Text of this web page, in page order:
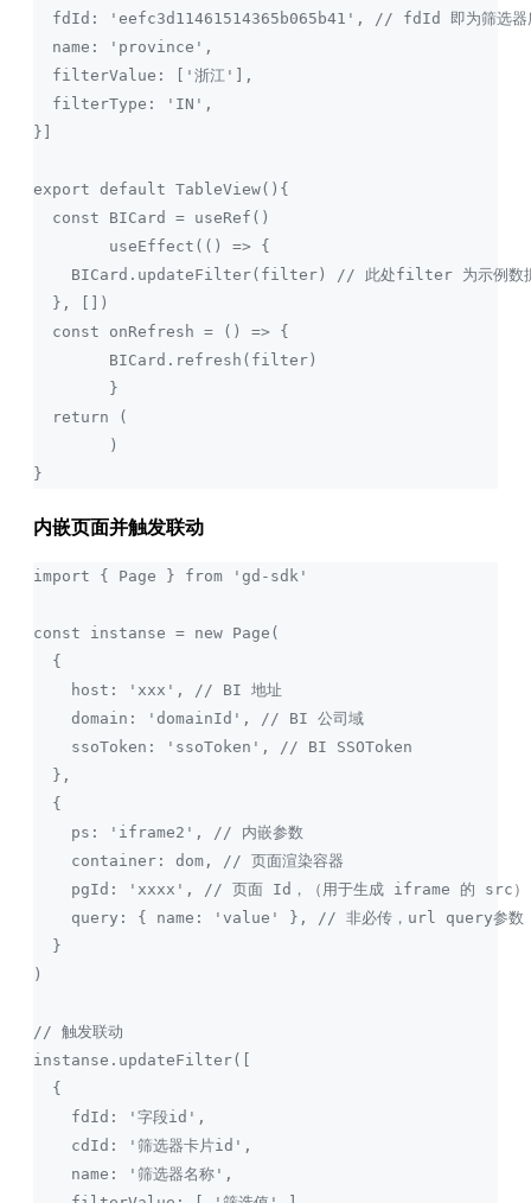
fdId: 'eefc3d11461514365b065b41', // fdId 即为筛选器所
name: 'province',
filterValue: ['浙江'],
filterType: 'IN',
}]
export default TableView(){
const BICard = useRef()
	useEffect(() => {
BICard.updateFilter(filter) // 此处filter 为示例数据，实
}, [])
const onRefresh = () => {
BICard.refresh(filter)
	}
return (
)
}
内嵌页面并触发联动
import { Page } from 'gd-sdk'
const instanse = new Page(
{
host: 'xxx', // BI 地址
domain: 'domainId', // BI 公司域
ssoToken: 'ssoToken', // BI SSOToken
},
{
ps: 'iframe2', // 内嵌参数
container: dom, // 页面渲染容器
pgId: 'xxxx', // 页面 Id，（用于生成 iframe 的 src）
query: { name: 'value' }, // 非必传，url query参数
}
)
// 触发联动
instanse.updateFilter([
{
fdId: '字段id',
cdId: '筛选器卡片id',
name: '筛选器名称',